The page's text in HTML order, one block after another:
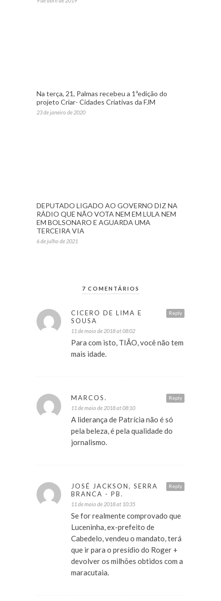
Na terça, 21, Palmas recebeu a 1ªedição do
projeto Criar- Cidades Criativas da FJM
23 de janeiro de 2020
DEPUTADO LIGADO AO GOVERNO DIZ NA
RÁDIO QUE NÃO VOTA NEM EM LULA NEM
EM BOLSONARO E AGUARDA UMA
TERCEIRA VIA
6 de julho de 2021
7 COMENTÁRIOS
Reply
CICERO DE LIMA E
SOUSA
11 de maio de 2018 at 08:02
Para com isto, TIÃO, você não tem
mais idade.
Reply
MARCOS.
11 de maio de 2018 at 08:10
A liderança de Patrícia não é só
pela beleza, é pela qualidade do
jornalismo.
Reply
JOSÉ JACKSON, SERRA
BRANCA - PB.
11 de maio de 2018 at 10:35
Se for realmente comprovado que
Luceninha, ex-prefeito de
Cabedelo, vendeu o mandato, terá
que ir para o presídio do Roger +
devolver os milhões obtidos com a
maracutaia.